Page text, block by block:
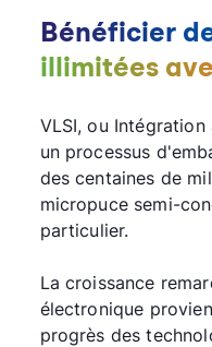
Bénéficier
illimitées
VLSI, ou
un processus
des centaines de
micropuce semi-
particulier.
La croissance
électronique
progrès des